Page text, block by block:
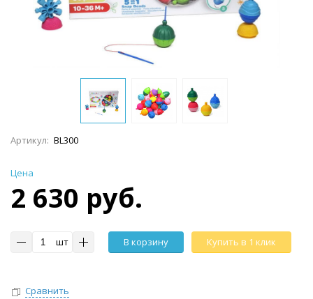
Артикул: BL300
Цена
2 630 руб.
шт В корзину Купить в 1 клик
Сравнить